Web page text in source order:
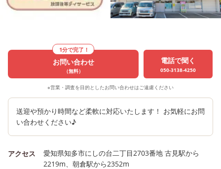
1分で完了！
お問い合わせ
（無料）
電話で聞く
050-3138-4250
※営業・調査を目的としたお問い合わせはご遠慮ください
送迎や預かり時間など柔軟に対応いたします！ お気軽にお問
い合わせください♪
アクセス
愛知県知多市にしの台二丁目2703番地 古見駅から
2219m、朝倉駅から2352m